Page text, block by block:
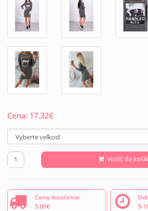
Cena: 17.32€
Vložiť do
Cena doručenia:
5.00€
5-